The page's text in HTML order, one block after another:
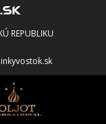
REPUBLIKU